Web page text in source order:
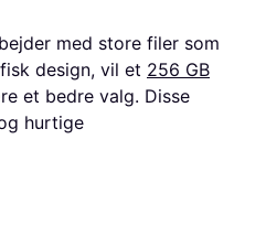
med store filer som
design, vil et 256 GB
et bedre valg. Disse
hurtige